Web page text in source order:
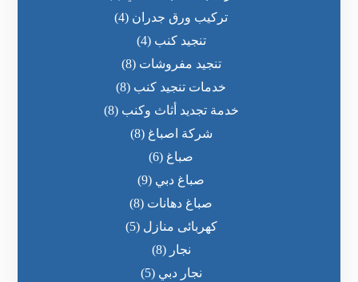
تركيب ورق جدران (4)
تنجيد كنب (4)
تنجيد مفروشات (8)
خدمات تنجيد كنب (8)
خدمة تجديد أثاث وكنب (8)
شركة اصباغ (8)
صباغ (6)
صباغ دبي (9)
صباغ دهانات (8)
كهربائى منازل (5)
نجار (8)
نجار دبي (5)